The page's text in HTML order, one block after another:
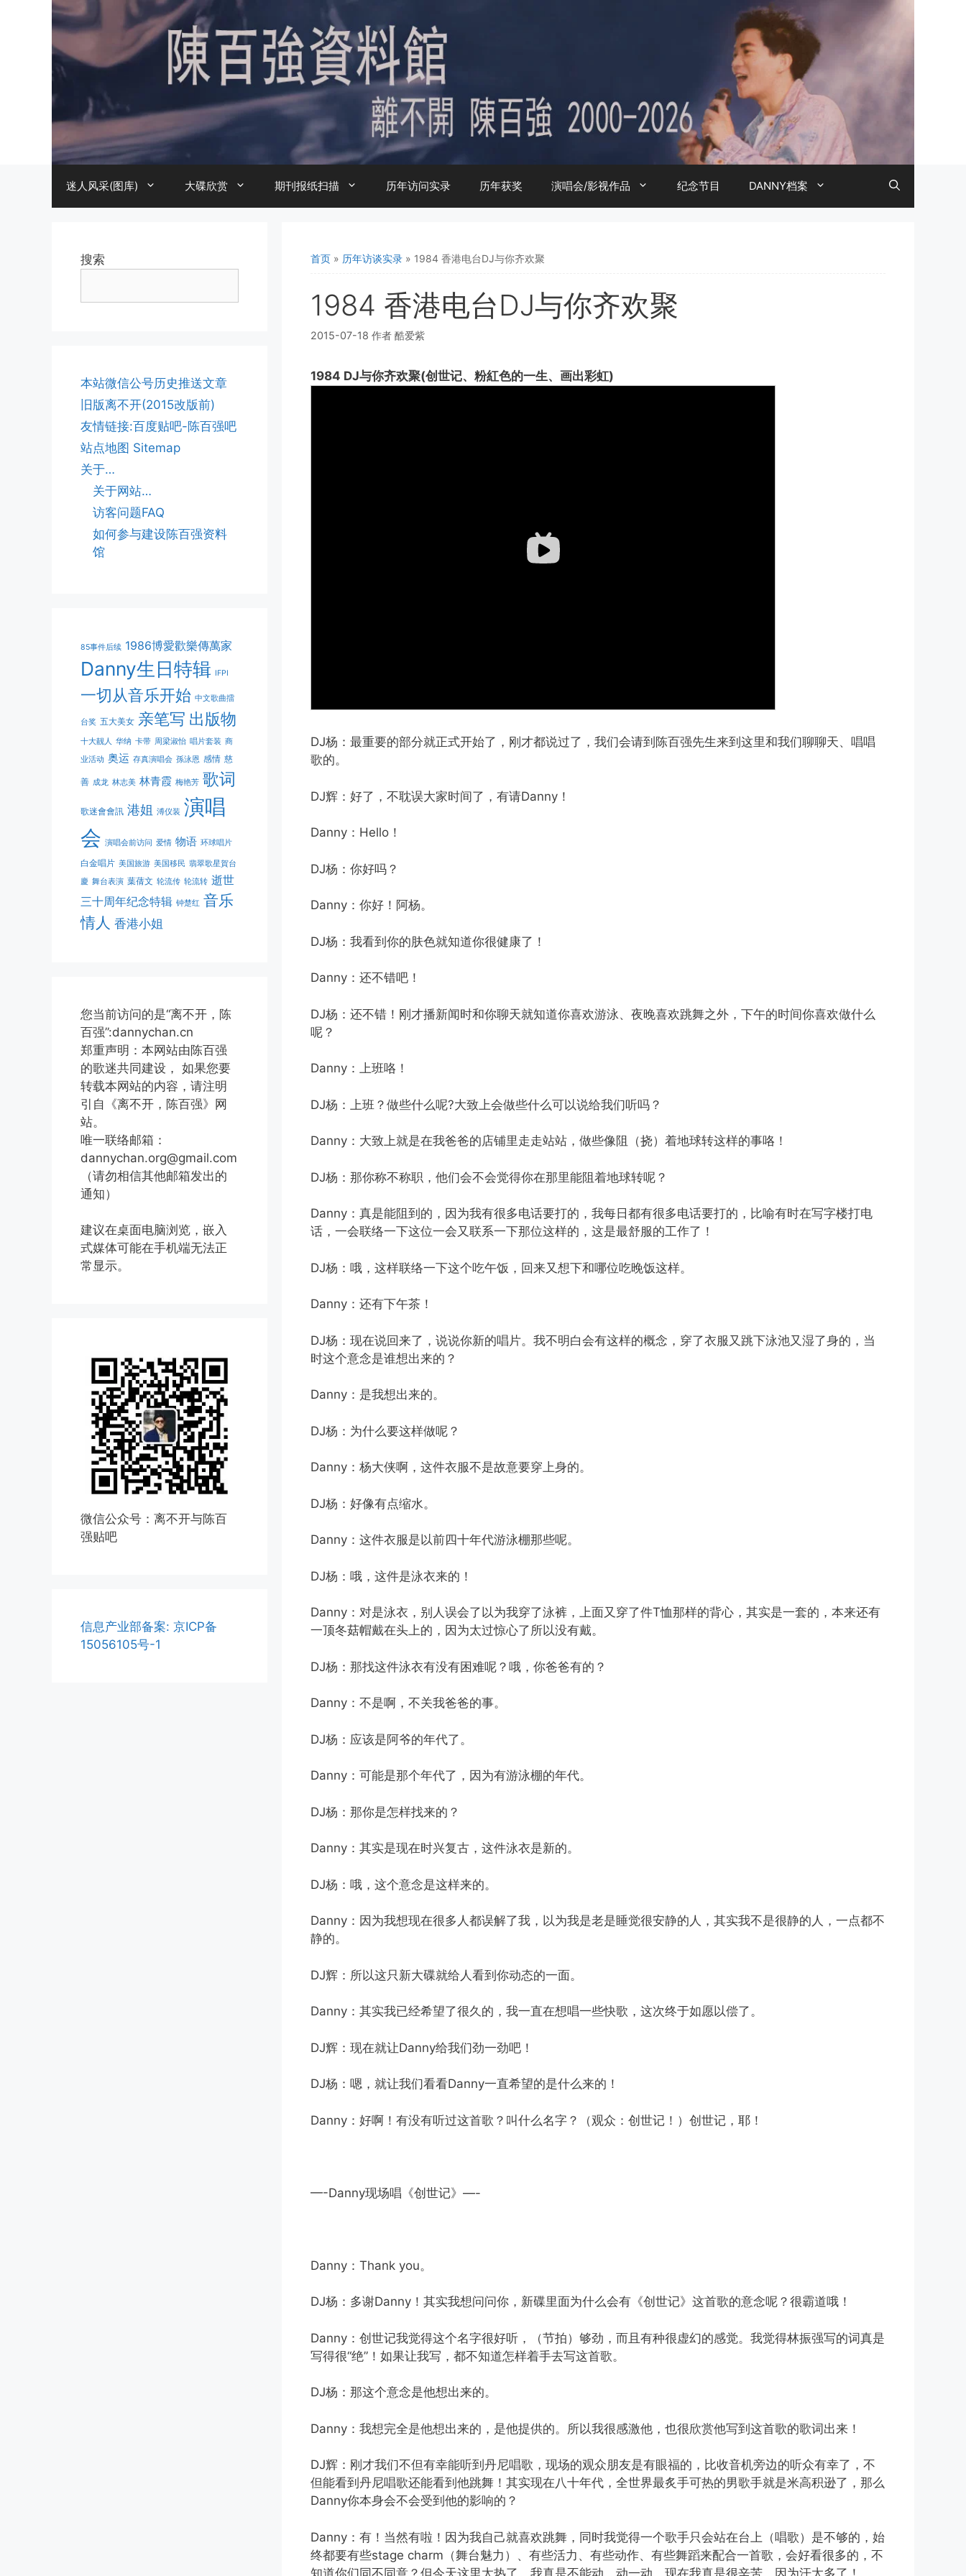
迷人风采(图库) 大碟欣赏 期刊报纸扫描 历年访问实录 历年获奖 演唱会/影视作品 纪念节目 DANNY档案
首页 » 历年访谈实录 » 1984 香港电台DJ与你齐欢聚
1984 香港电台DJ与你齐欢聚
2015-07-18 作者 酷爱紫
1984 DJ与你齐欢聚(创世记、粉紅色的一生、画出彩虹)
DJ杨：最重要的部分就正式开始了，刚才都说过了，我们会请到陈百强先生来到这里和我们聊聊天、唱唱
歌的。
DJ辉：好了，不耽误大家时间了，有请Danny！
Danny：Hello！
DJ杨：你好吗？
Danny：你好！阿杨。
DJ杨：我看到你的肤色就知道你很健康了！
Danny：还不错吧！
DJ杨：还不错！刚才播新闻时和你聊天就知道你喜欢游泳、夜晚喜欢跳舞之外，下午的时间你喜欢做什么
呢？
Danny：上班咯！
DJ杨：上班？做些什么呢?大致上会做些什么可以说给我们听吗？
Danny：大致上就是在我爸爸的店铺里走走站站，做些像阻（挠）着地球转这样的事咯！
DJ杨：那你称不称职，他们会不会觉得你在那里能阻着地球转呢？
Danny：真是能阻到的，因为我有很多电话要打的，我每日都有很多电话要打的，比喻有时在写字楼打电
话，一会联络一下这位一会又联系一下那位这样的，这是最舒服的工作了！
DJ杨：哦，这样联络一下这个吃午饭，回来又想下和哪位吃晚饭这样。
Danny：还有下午茶！
DJ杨：现在说回来了，说说你新的唱片。我不明白会有这样的概念，穿了衣服又跳下泳池又湿了身的，当
时这个意念是谁想出来的？
Danny：是我想出来的。
DJ杨：为什么要这样做呢？
Danny：杨大侠啊，这件衣服不是故意要穿上身的。
DJ杨：好像有点缩水。
Danny：这件衣服是以前四十年代游泳棚那些呢。
DJ杨：哦，这件是泳衣来的！
Danny：对是泳衣，别人误会了以为我穿了泳裤，上面又穿了件T恤那样的背心，其实是一套的，本来还有
一顶冬菇帽戴在头上的，因为太过惊心了所以没有戴。
DJ杨：那找这件泳衣有没有困难呢？哦，你爸爸有的？
Danny：不是啊，不关我爸爸的事。
DJ杨：应该是阿爷的年代了。
Danny：可能是那个年代了，因为有游泳棚的年代。
DJ杨：那你是怎样找来的？
Danny：其实是现在时兴复古，这件泳衣是新的。
DJ杨：哦，这个意念是这样来的。
Danny：因为我想现在很多人都误解了我，以为我是老是睡觉很安静的人，其实我不是很静的人，一点都不
静的。
DJ辉：所以这只新大碟就给人看到你动态的一面。
Danny：其实我已经希望了很久的，我一直在想唱一些快歌，这次终于如愿以偿了。
DJ辉：现在就让Danny给我们劲一劲吧！
DJ杨：嗯，就让我们看看Danny一直希望的是什么来的！
Danny：好啊！有没有听过这首歌？叫什么名字？（观众：创世记！）创世记，耶！
—-Danny现场唱《创世记》—-
Danny：Thank you。
DJ杨：多谢Danny！其实我想问问你，新碟里面为什么会有《创世记》这首歌的意念呢？很霸道哦！
Danny：创世记我觉得这个名字很好听，（节拍）够劲，而且有种很虚幻的感觉。我觉得林振强写的词真是
写得很“绝”！如果让我写，都不知道怎样着手去写这首歌。
DJ杨：那这个意念是他想出来的。
Danny：我想完全是他想出来的，是他提供的。所以我很感激他，也很欣赏他写到这首歌的歌词出来！
DJ辉：刚才我们不但有幸能听到丹尼唱歌，现场的观众朋友是有眼福的，比收音机旁边的听众有幸了，不
但能看到丹尼唱歌还能看到他跳舞！其实现在八十年代，全世界最炙手可热的男歌手就是米高积逊了，那么
Danny你本身会不会受到他的影响的？
Danny：有！当然有啦！因为我自己就喜欢跳舞，同时我觉得一个歌手只会站在台上（唱歌）是不够的，始
终都要有些stage charm（舞台魅力）、有些活力、有些动作、有些舞蹈来配合一首歌，会好看很多的，不
知道你们同不同意？但今天这里太热了，我真是不能动，动一动，现在我真是很辛苦，因为汗太多了！
搜索
本站微信公号历史推送文章
旧版离不开(2015改版前)
友情链接:百度贴吧-陈百强吧
站点地图 Sitemap
关于…
关于网站…
访客问题FAQ
如何参与建设陈百强资料
馆
85事件后续 1986博愛歡樂傳萬家
Danny生日特辑 IFPI
一切从音乐开始 中文歌曲擂
台奖 五大美女 亲笔写 出版物
十大靓人 华纳 卡带 周梁淑怡 唱片套装 商
业活动 奥运 存真演唱会 孫泳恩 感情 慈
善 成龙 林志美 林青霞 梅艳芳 歌词
歌迷會會訊 港姐 溥仪装 演唱
会 演唱会前访问 爱情 物语 环球唱片
白金唱片 美国旅游 美国移民 翡翠歌星賀台
慶 舞台表演 葉蒨文 轮流传 轮流转 逝世
三十周年纪念特辑 钟楚红 音乐
情人 香港小姐
您当前访问的是“离不开，陈
百强”:dannychan.cn
郑重声明：本网站由陈百强
的歌迷共同建设， 如果您要
转载本网站的内容，请注明
引自《离不开，陈百强》网
站。
唯一联络邮箱：
dannychan.org@gmail.com
（请勿相信其他邮箱发出的
通知）
建议在桌面电脑浏览，嵌入
式媒体可能在手机端无法正
常显示。
微信公众号：离不开与陈百
强贴吧
信息产业部备案: 京ICP备
15056105号-1